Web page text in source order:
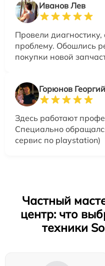
Иванов Лев
Провели
проблему. Обошлись
покупки новой
Горюнов Георгий
Здесь работают
Специально
сервис по playstation)
Частный
центр: что
техники